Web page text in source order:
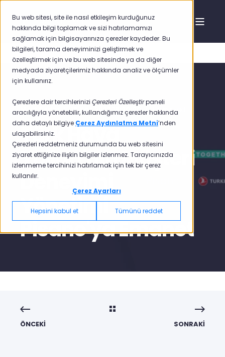
Bu web sitesi, site ile nasıl etkileşim kurduğunuz
hakkında bilgi toplamak ve sizi hatırlamamızı
sağlamak için bilgisayarınıza çerezler kaydeder. Bu
bilgileri, tarama deneyiminizi geliştirmek ve
özelleştirmek için ve bu web sitesinde ya da diğer
medyada ziyaretçilerimiz hakkında analiz ve ölçümler
için kullanırız.
Çerezlere dair tercihlerinizi Çerezleri Özelleştirpaneli
aracılığıyla yönetebilir, kullandığımız çerezler hakkında
daha detaylı bilgiye Çerez Aydınlatma Metni’nden
ulaşabilirsiniz.
Çerezleri reddetmeniz durumunda bu web sitesini
ziyaret ettiğinize ilişkin bilgiler izlenmez. Tarayıcınızda
izlenmeme tercihinizi hatırlamak için tek bir çerez
kullanılır.
Çerez Ayarları
Hepsini kabul et Tümünü reddet
Mert Serim 16 Kas 2022 16:20:00 1 min read
Türk Hava
Yolları'nın Müşteri
Deneyimi
Yönetimi
Pisano'ya Emanet
ÖNCEKI SONRAKI